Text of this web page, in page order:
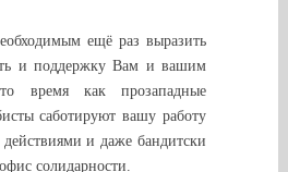
ещё раз выразить
и поддержку Вам и вашим
время как прозападные
саботируют вашу работу
и даже бандитски
солидарности.